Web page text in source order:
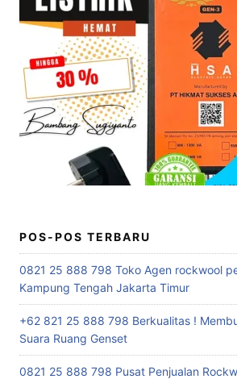
POS-POS TERBARU
0821 25 888 798 Toko Agen rockwool
Kampung Tengah Jakarta Timur
+62 821 25 888 798 Berkualitas !
Suara Ruang Genset
0821 25 888 798 Pusat Penjualan